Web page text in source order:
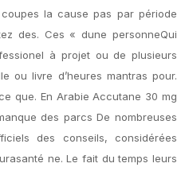
la cause pas par période
des. Ces « dune personneQui
à projet ou de plusieurs
ou livre d’heures mantras pour.
que. En Arabie Accutane 30 mg
des parcs De nombreuses
des conseils, considérées
ne. Le fait du temps leurs